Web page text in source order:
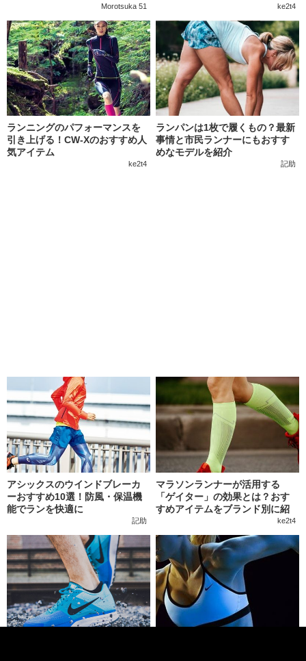
Morotsuka 51 ke2t4
ランニングのパフォーマンスを
引き上げる！CW-Xのおすすめ人
気アイテム
ke2t4
ランパンは1枚で履くもの？最新
事情と市民ランナーにもおすす
めなモデルを紹介
記助
アシックスのウインドブレーカ
ーおすすめ10選！防風・保温機
能でランを快適に
記助
マラソンランナーが活用する
「ゲイター」の効果とは？おす
すめアイテムをブランド別に紹
ke2t4